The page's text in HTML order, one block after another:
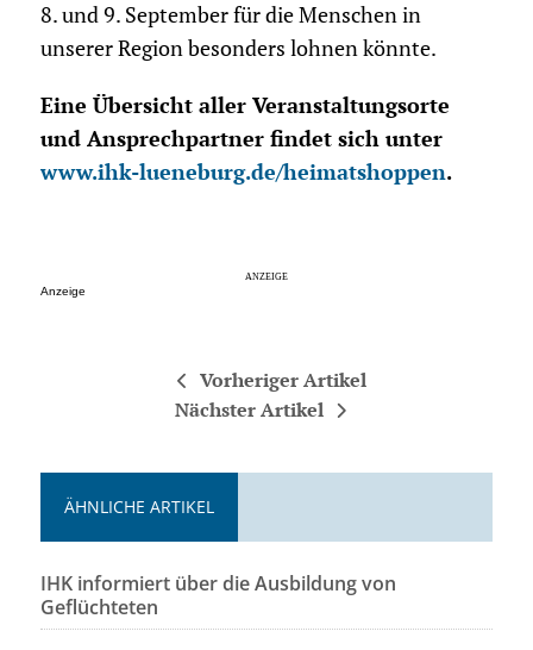
8. und 9. September für die Menschen in
unserer Region besonders lohnen könnte.
Eine Übersicht aller Veranstaltungsorte
und Ansprechpartner findet sich unter
www.ihk-lueneburg.de/heimatshoppen.
Anzeige
Vorheriger Artikel
Nächster Artikel
ÄHNLICHE ARTIKEL
IHK informiert über die Ausbildung von
Geflüchteten